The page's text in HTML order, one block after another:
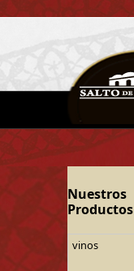
Nuestros
Productos
vinos